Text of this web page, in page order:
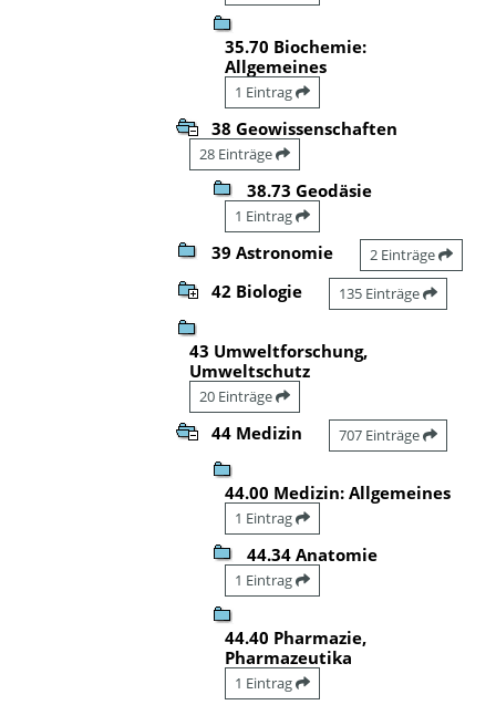
35.70 Biochemie:
Allgemeines
1 Eintrag
38 Geowissenschaften
28 Einträge
38.73 Geodäsie
1 Eintrag
39 Astronomie 2 Einträge
42 Biologie 135 Einträge
43 Umweltforschung,
Umweltschutz
20 Einträge
44 Medizin 707 Einträge
44.00 Medizin: Allgemeines
1 Eintrag
44.34 Anatomie
1 Eintrag
44.40 Pharmazie,
Pharmazeutika
1 Eintrag